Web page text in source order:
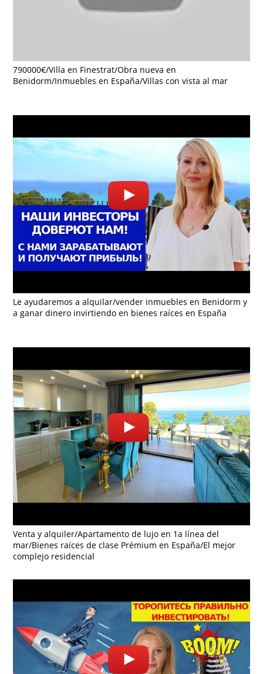
790000€/Villa en Finestrat/Obra nueva en
Benidorm/Inmuebles en España/Villas con vista al mar
Le ayudaremos a alquilar/vender inmuebles en Benidorm y
a ganar dinero invirtiendo en bienes raíces en España
Venta y alquiler/Apartamento de lujo en 1a línea del
mar/Bienes raíces de clase Prémium en España/El mejor
complejo residencial